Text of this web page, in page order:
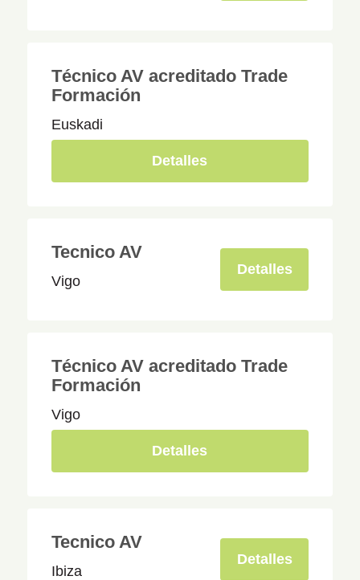
Técnico AV acreditado Trade
Formación
Euskadi
Detalles
Tecnico AV
Vigo
Detalles
Técnico AV acreditado Trade
Formación
Vigo
Detalles
Tecnico AV
Ibiza
Detalles